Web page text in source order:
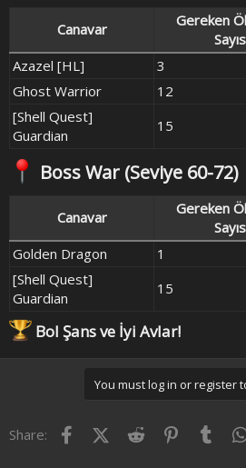
Canavar
Gereken
Azazel [HL]
3
Ghost Warrior
12
[Shell Quest]
Guardian
15
Boss War (Seviye 60-72)​
Canavar
Gereken
Golden Dragon
1
[Shell Quest]
Guardian
15
Bol Şans ve İyi Avlar!
You must log in or register
Share: FacebookX (Twitter)
Reddit Pinterest